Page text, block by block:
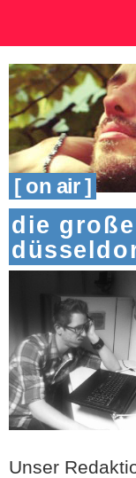
[ on air ]
die
Unser